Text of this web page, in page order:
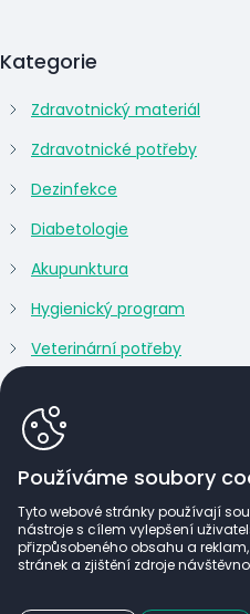
Používáme soubory
Tyto webové stránky používají
nástroje s cílem vylepšení
přizpůsobeného obsahu a
stránek a zjištění zdroje
Kategorie
Zdravotnický materiál
Zdravotnické potřeby
Dezinfekce
Diabetologie
Akupunktura
Hygienický program
Veterinární potřeby